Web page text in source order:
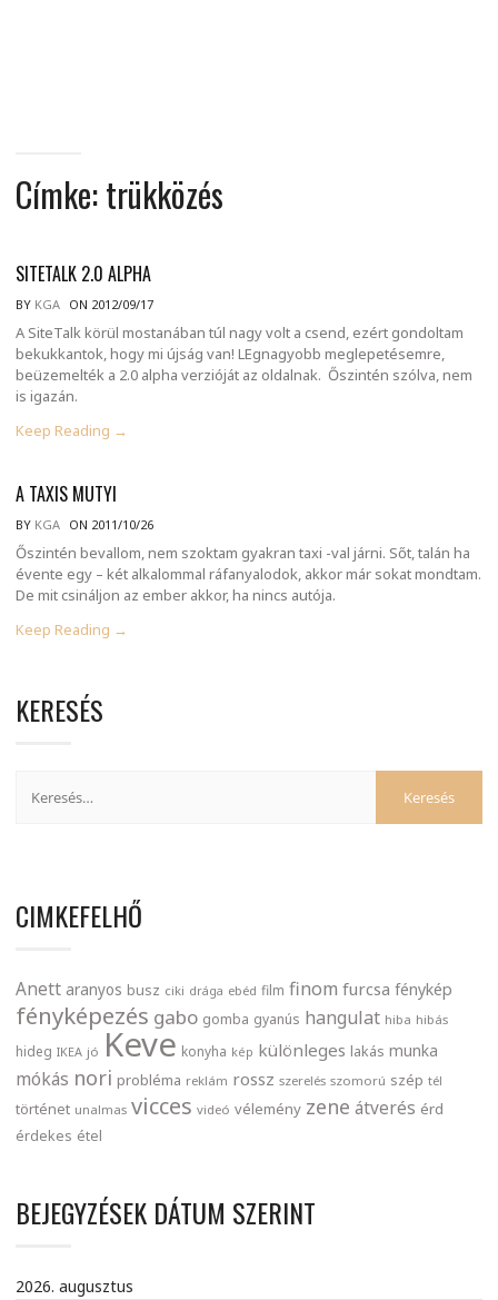
Címke:trükközés
SITETALK 2.0 ALPHA
BY KGA ON 2012/09/17
A SiteTalk körül mostanában túl nagy volt a csend, ezért gondoltam
bekukkantok, hogy mi újság van! LEgnagyobb meglepetésemre,
beüzemelték a 2.0 alpha verzióját az oldalnak. Őszintén szólva, nem
is igazán.
Keep Reading →
A TAXIS MUTYI
BY KGA ON 2011/10/26
Őszintén bevallom, nem szoktam gyakran taxi -val járni. Sőt, talán ha
évente egy – két alkalommal ráfanyalodok, akkor már sokat mondtam.
De mit csináljon az ember akkor, ha nincs autója.
Keep Reading →
KERESÉS
CIMKEFELHŐ
Anett aranyos busz ciki drága ebéd film finom furcsa fénykép
fényképezés gabo gomba gyanús hangulat hiba hibás
hideg IKEA jó Keve konyha kép különleges lakás munka
mókás nori probléma reklám rossz szerelés szomorú szép tél
történet unalmas vicces videó vélemény zene átverés érd
érdekes étel
BEJEGYZÉSEK DÁTUM SZERINT
2026. augusztus